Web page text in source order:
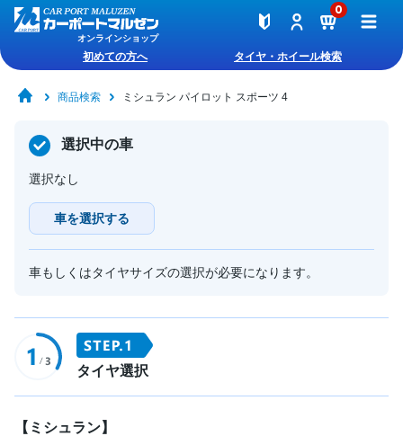
オンラインショップ
0
初めての方へ タイヤ・ホイール検索
商品検索 ミシュラン パイロット スポーツ 4
選択中の車
選択なし
車を選択する
車もしくはタイヤサイズの選択が必要になります。
タイヤ選択
【ミシュラン】